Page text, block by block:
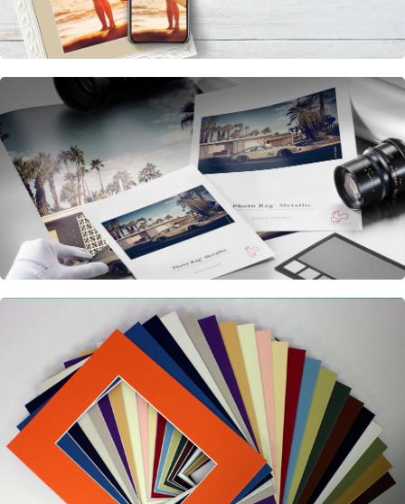
AS SUAS FOTOS NUMA MOLDURA!
Transforme suas fotos em obras de arte!
Escolha a moldura perfeita e impressão fotográfica.
Receba a sua foto emoldurada pronta para decorar a
sua casa.
ENCOMENDE JÁ!
IMPRESSÃO DE FOTOGRAFIAS
Escolha um dos 7 papeis FineArt Hahnemühle
disponíveis. Valorize as suas imagens com o
melhor papel fotográfico do mundo.
FAÇA JÁ O UPLOAD!